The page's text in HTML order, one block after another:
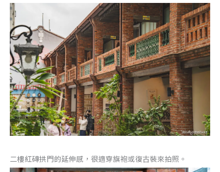
二樓紅磚拱門的延伸感，很適穿旗袍或復古裝來拍照。